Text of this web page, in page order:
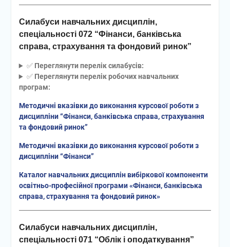
Силабуси навчальних дисциплін,
спеціальності 072 “Фінанси, банківська
справа, страхування та фондовий ринок”
✅️ Переглянути перелік силабусів:
✅️ Переглянути перелік робочих навчальних
програм:
Методичні вказівки до виконання курсової роботи з
дисципліни “Фінанси, банківська справа, страхування
та фондовий ринок”
Методичні вказівки до виконання курсової роботи з
дисципліни “Фінанси”
Каталог навчальних дисциплін вибіркової компоненти
освітньо-професійної програми «Фінанси, банківська
справа, страхування та фондовий ринок»
Силабуси навчальних дисциплін,
спеціальності 071 “Облік і оподаткування”